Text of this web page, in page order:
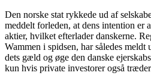
Den norske stat rykkede ud af
meddelt forleden, at dens intention er
aktier, hvilket efterlader danskerne.
Wammen i spidsen, har således
dets gæld og øge den danske
kun hvis private investorer også